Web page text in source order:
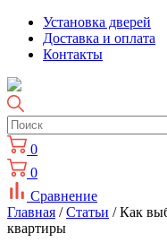
Установка дверей
Доставка и оплата
Контакты
0
0
Сравнение
Главная /Статьи / Как
квартиры